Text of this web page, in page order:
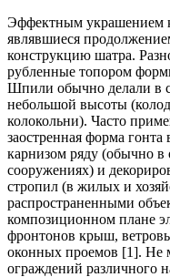
Эффектным
являвшиеся
конструкцию шатра.
рубленные топором
Шпили обычно делали в
небольшой высоты
колокольни). Часто
заостренная форма
карнизом ряду (обычно
сооружениях) и
стропил (в жилых и
распространенными
композиционном плане
фронтонов крыш,
оконных проемов [1]. Не
ограждений различного